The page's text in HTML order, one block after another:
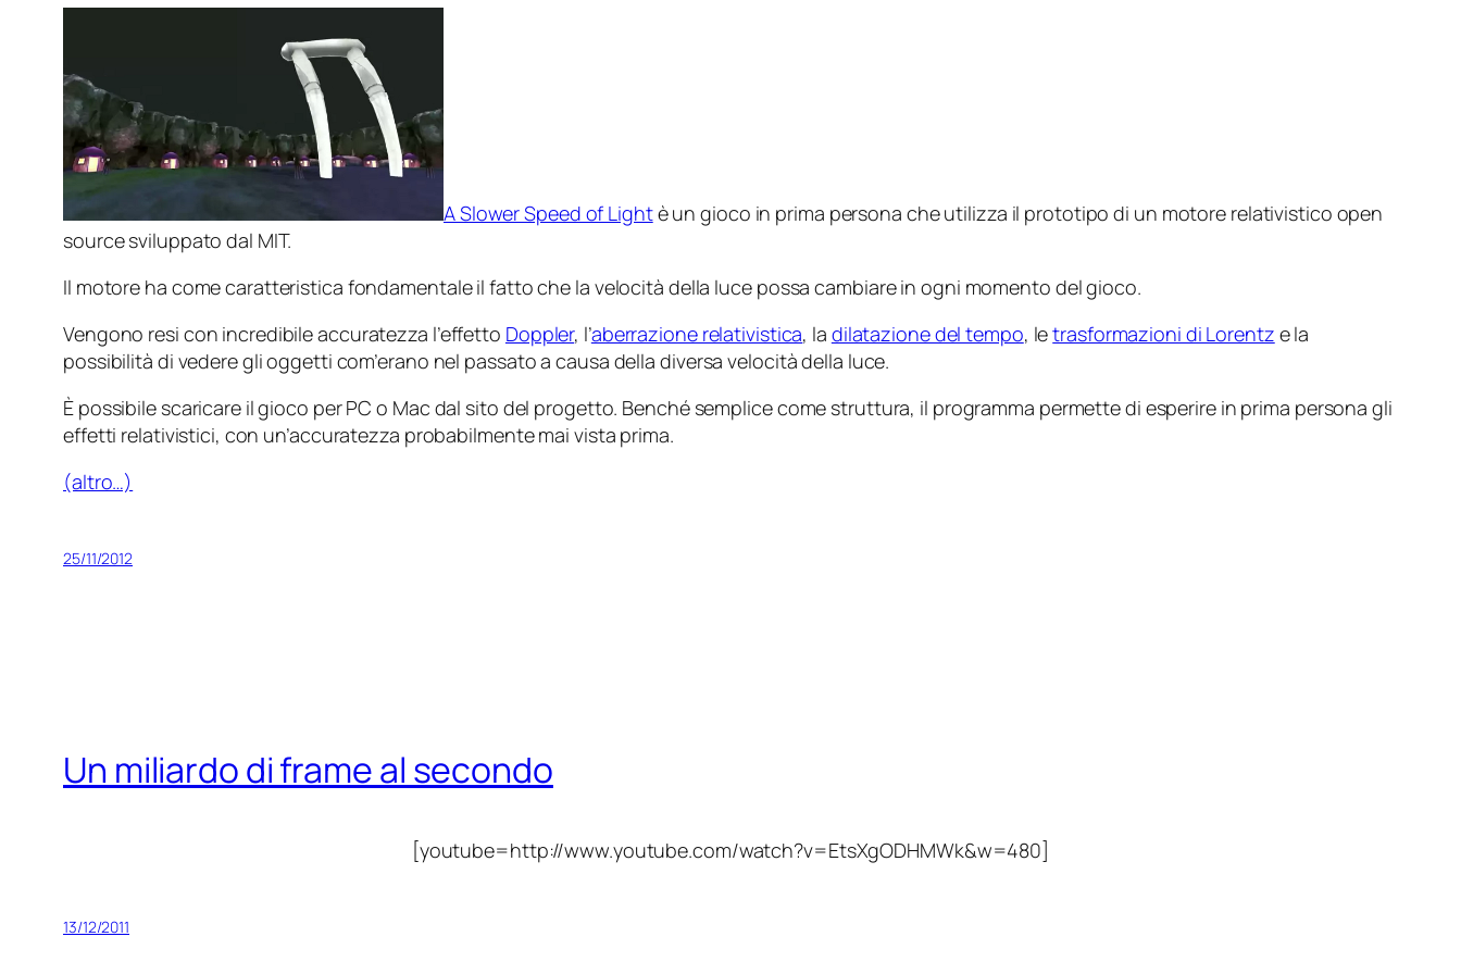
A Slower Speed of Lightè un gioco in prima persona che utilizza il prototipo di un motore relativistico open
source sviluppato dal MIT.
Il motore ha come caratteristica fondamentale il fatto che la velocità della luce possa cambiare in ogni momento del gioco.
Vengono resi con incredibile accuratezza l’effetto Doppler, l’aberrazione relativistica, la dilatazione del tempo, letrasformazioni di Lorentz e la
possibilità di vedere gli oggetti com’erano nel passato a causa della diversa velocità della luce.
È possibile scaricare il gioco per PC o Mac dal sito del progetto. Benché semplice come struttura, il programma permette di esperire in prima persona gli
effetti relativistici, con un’accuratezza probabilmente mai vista prima.
(altro…)
25/11/2012
Un miliardo di frame al secondo
[youtube=http://www.youtube.com/watch?v=EtsXgODHMWk&w=480]
13/12/2011